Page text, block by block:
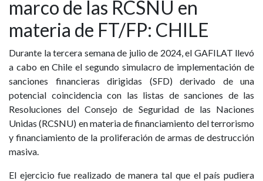
marco de las RCSNU en
materia de FT/FP: CHILE
Durante la tercera semana de julio de 2024, el GAFILAT llevó
a cabo en Chile el segundo simulacro de implementación de
sanciones financieras dirigidas (SFD) derivado de una
potencial coincidencia con las listas de sanciones de las
Resoluciones del Consejo de Seguridad de las Naciones
Unidas (RCSNU) en materia de financiamiento del terrorismo
y financiamiento de la proliferación de armas de destrucción
masiva.
El ejercicio fue realizado de manera tal que el país pudiera